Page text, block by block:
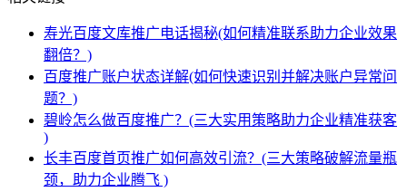
寿光百度文库推广电话揭秘(如何精准联系助力企业效果
翻倍？)
百度推广账户状态详解(如何快速识别并解决账户异常问
题？)
碧岭怎么做百度推广？(三大实用策略助力企业精准获客
)
长丰百度首页推广如何高效引流？(三大策略破解流量瓶
颈，助力企业腾飞 )